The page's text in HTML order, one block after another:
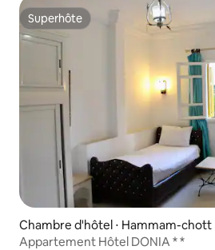
Superhôte
Superhôte
Chambre d'hôtel ⋅ Hammam-chott
Appartement Hôtel DONIA * *